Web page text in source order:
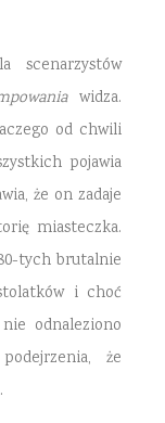
widza.
od chwili
pojawia
że on zadaje
miasteczka.
tych brutalnie
i choć
odnaleziono
że